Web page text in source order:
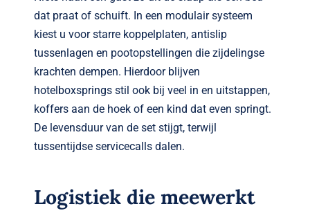
dat praat of schuift. In een modulair systeem
kiest u voor starre koppelplaten, antislip
tussenlagen en pootopstellingen die zijdelingse
krachten dempen. Hierdoor blijven
hotelboxsprings stil ook bij veel in en uitstappen,
koffers aan de hoek of een kind dat even springt.
De levensduur van de set stijgt, terwijl
tussentijdse servicecalls dalen.
Logistiek die meewerkt